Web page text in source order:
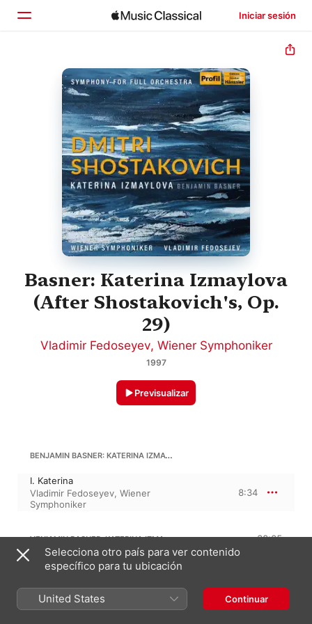
Iniciar sesión
Inicio
Explorar
Buscar
Basner: Katerina Izmaylova
(After Shostakovich's, Op.
29)
Vladimir Fedoseyev, Wiener Symphoniker
1997
Previsualizar
BENJAMIN BASNER: KATERINA IZMAYLOVA (AFTER SHOSTAKOVICH'S, OP. 29)
I. Katerina
Vladimir Fedoseyev, Wiener
Symphoniker
8:34
VENIAMIN BASNER: KATERINA IZMAYLOVA (AFTER SHOSTAKOVICH'S, OP. 29) 38:05
II. Father-in-Law
Fedoseyev
III. Night "Ghost"
10:59
Selecciona otro país para ver contenido
específico para tu ubicación
United States Continuar